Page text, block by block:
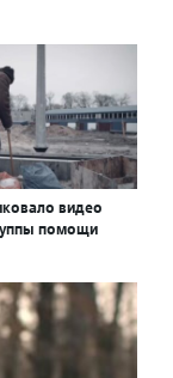
видео
помощи